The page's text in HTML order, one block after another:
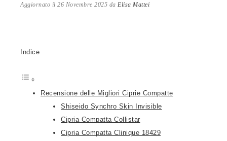
Aggiornato il 26 Novembre 2025 da Elisa Mattei
Indice
Recensione delle Migliori Ciprie Compatte
Shiseido Synchro Skin Invisible
Cipria Compatta Collistar
Cipria Compatta Clinique 18429